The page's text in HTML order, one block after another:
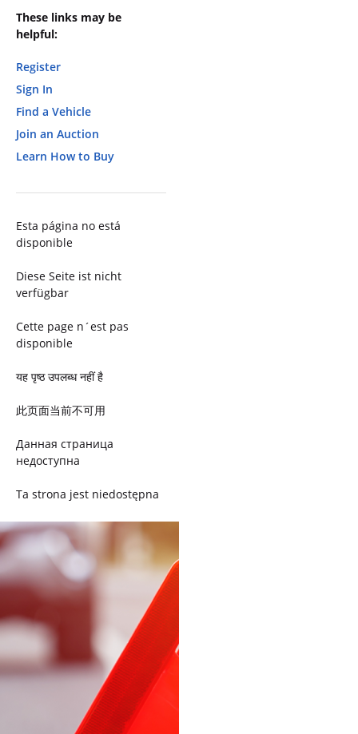
These links may be
helpful:
Register
Sign In
Find a Vehicle
Join an Auction
Learn How to Buy
Esta página no está
disponible
Diese Seite ist nicht
verfügbar
Cette page n´est pas
disponible
यह पृष्ठ उपलब्ध नहीं है
此页面当前不可用
Данная страница
недоступна
Ta strona jest niedostępna
Trang này không có
Esta página não está
disponível
このページは現在利用できま
せん
Pagina non disponibile
هذه الصفحة غير متوفرة